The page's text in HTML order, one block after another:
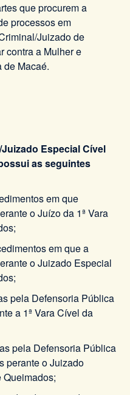
que procurem a
processos em
Juizado de
contra a Mulher e
de Macaé.
Juizado Especial Cível
as seguintes
em que
o Juízo da 1ª Vara
em que a
o Juizado Especial
pela Defensoria Pública
a 1ª Vara Cível da
pela Defensoria Pública
perante o Juizado